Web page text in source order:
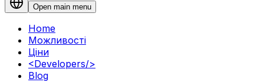
Open main menu
Home
Можливості
Ціни
<Developers/>
Blog